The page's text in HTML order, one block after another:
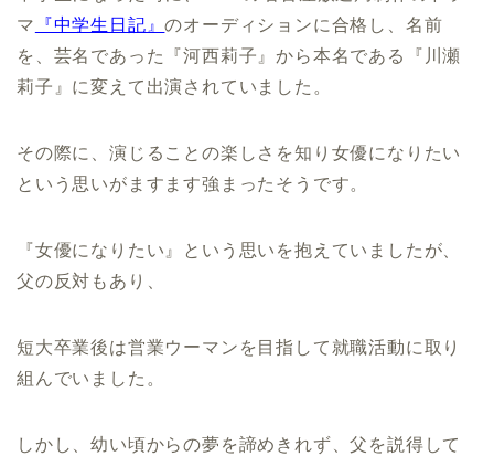
マ
『中学生日記』のオーディションに合格し、名前
を、芸名であった『河西莉子』から本名である『川瀬
莉子』に変えて出演されていました。
その際に、演じることの楽しさを知り女優になりたい
という思いがますます強まったそうです。
『女優になりたい』という思いを抱えていましたが、
父の反対もあり、
短大卒業後は営業ウーマンを目指して就職活動に取り
組んでいました。
しかし、幼い頃からの夢を諦めきれず、父を説得して